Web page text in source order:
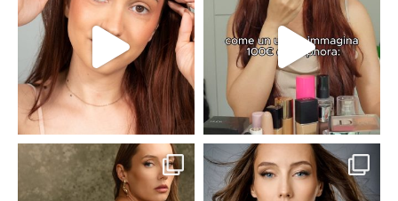
claudiaadina_mua claudiaadina_mua